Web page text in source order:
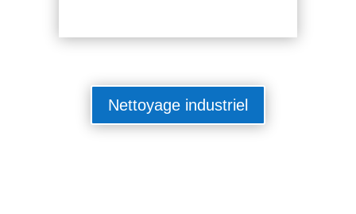
Nettoyage industriel